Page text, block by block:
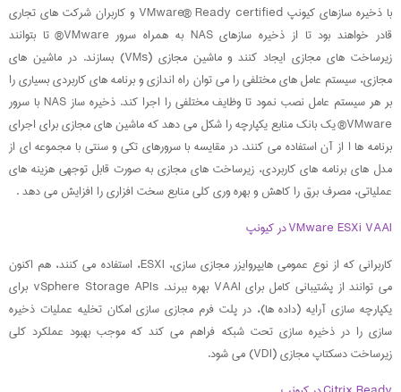
با ذخیره سازهای کیونپ VMware® Ready certified و کاربران شرکت های تجاری
قادر خواهند بود تا از ذخیره سازهای NAS به همراه سرور VMware® تا بتوانند
زیرساخت های مجازی ایجاد کنند و ماشین مجازی (VMs) بسازند. در ماشین های
مجازی، سیستم عامل های مختلفی را می توان راه اندازی و برنامه های کاربردی بسیاری را
بر هر سیستم عامل نصب نمود تا وظایف مختلفی را اجرا کند. ذخیره ساز NAS با سرور
VMware® یک بانک منابع یکپارچه را شکل می دهد که ماشین های مجازی برای اجرای
برنامه ها ا از آن استفاده می کنند. در مقایسه با سرورهای تکی و سنتی با مجموعه ای از
مدل های برنامه های کاربردی، زیرساخت های مجازی به صورت قابل توجهی هزینه های
عملیاتی، مصرف برق را کاهش و بهره وری کلی منابع سخت افزاری را افزایش می دهد .
VMware ESXi VAAI در کیونپ
کاربرانی که از نوع عمومی هایپروایزر مجازی سازی، ESXI، استفاده می کنند، هم اکنون
می توانند از پشتیبانی کامل برای VAAI بهره ببرند. vSphere Storage APIs برای
یکپارچه سازی آرایه (داده ها)، در پلت فرم مجازی سازی امکان تخلیه عملیات ذخیره
سازی را در ذخیره سازی تحت شبکه فراهم می کند که موجب بهبود عملکرد کلی
زیرساخت دسکتاپ مجازی (VDI) می شود.